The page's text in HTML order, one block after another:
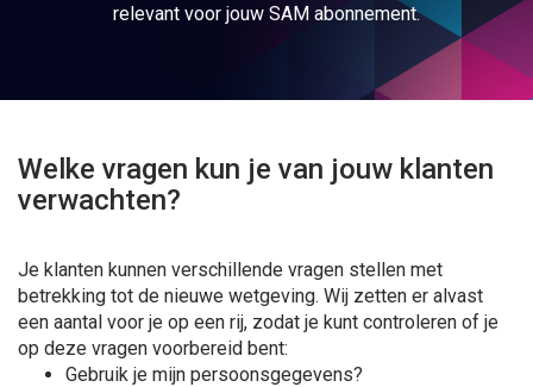
relevant voor jouw SAM abonnement.
Welke vragen kun je van jouw klanten
verwachten?
Je klanten kunnen verschillende vragen stellen met
betrekking tot de nieuwe wetgeving. Wij zetten er alvast
een aantal voor je op een rij, zodat je kunt controleren of je
op deze vragen voorbereid bent:
Gebruik je mijn persoonsgegevens?